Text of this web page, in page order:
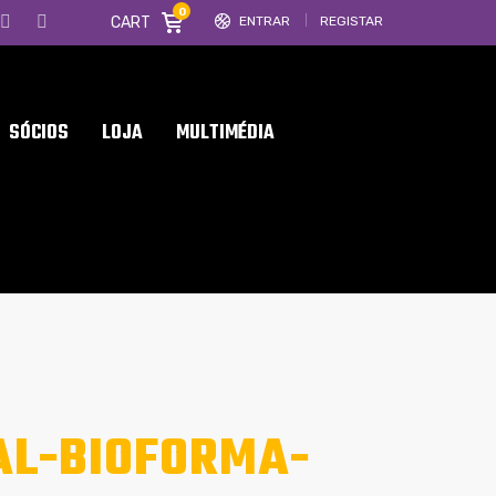
ENTRAR REGISTAR
CART
0
SÓCIOS LOJA MULTIMÉDIA
BIOFORMA-